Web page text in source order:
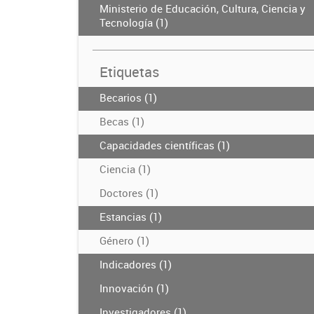
Ministerio de Educación, Cultura, Ciencia y
Tecnología (1)
Etiquetas
Becarios (1)
Becas (1)
Capacidades científicas (1)
Ciencia (1)
Doctores (1)
Estancias (1)
Género (1)
Indicadores (1)
Innovación (1)